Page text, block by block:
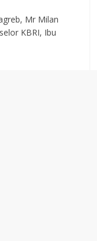
Mr Milan
KBRI, Ibu